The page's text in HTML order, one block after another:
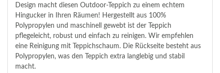
Design macht diesen Outdoor-Teppich zu einem echtem
Hingucker in Ihren Räumen! Hergestellt aus 100%
Polypropylen und maschinell gewebt ist der Teppich
pflegeleicht, robust und einfach zu reinigen. Wir empfehlen
eine Reinigung mit Teppichschaum. Die Rückseite besteht aus
Polypropylen, was den Teppich extra langlebig und stabil
macht.